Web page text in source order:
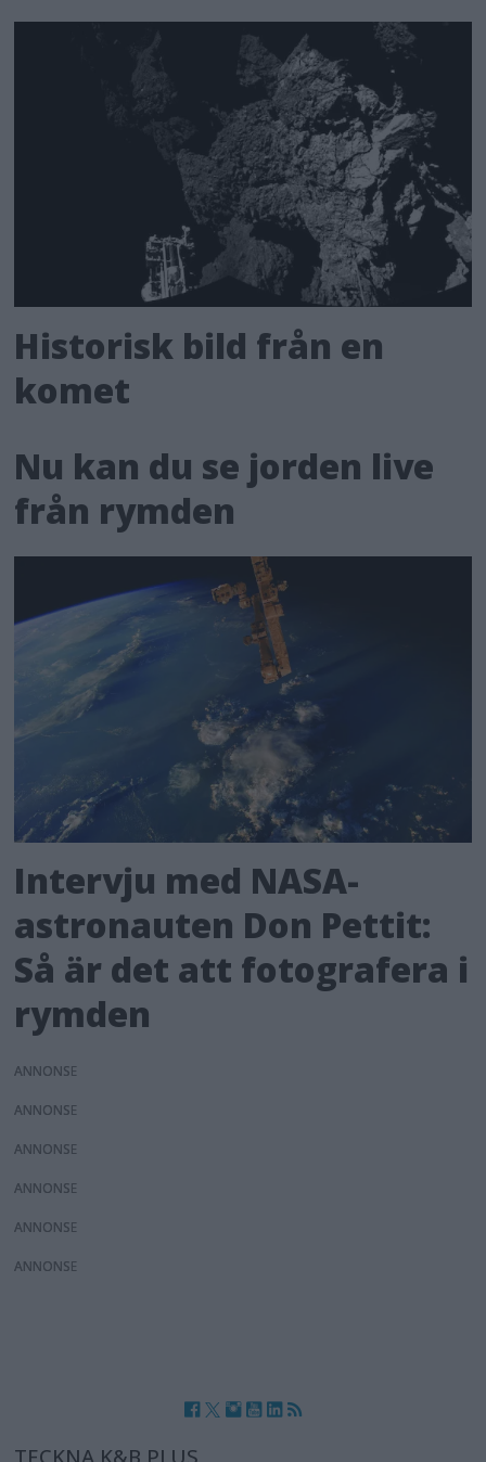
Historisk bild från en
komet
Nu kan du se jorden live
från rymden
Intervju med NASA-
astronauten Don Pettit:
Så är det att fotografera i
rymden
ANNONS
ANNONS
ANNONS
ANNONS
ANNONS
ANNONS